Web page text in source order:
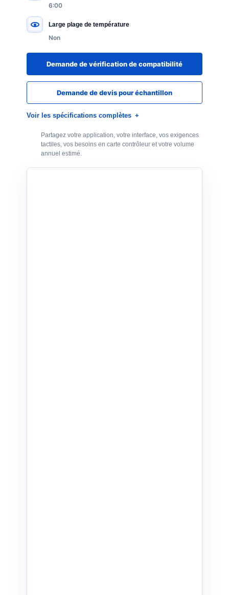
6:00
Large plage de température
Non
Demande de vérification de compatibilité
Demande de devis pour échantillon
Voir les spécifications complètes
Partagez votre application, votre interface, vos exigences
tactiles, vos besoins en carte contrôleur et votre volume
annuel estimé.